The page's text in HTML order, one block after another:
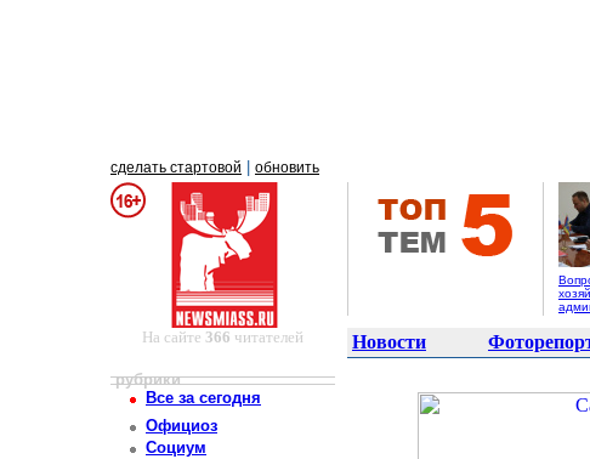
сделать стартовой обновить
На сайте 366 читателей Новости
рубрики
Все за сегодня
Официоз
Социум